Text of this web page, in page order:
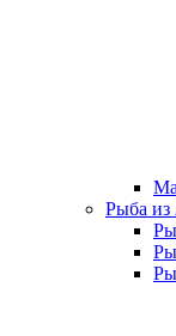
Рыба